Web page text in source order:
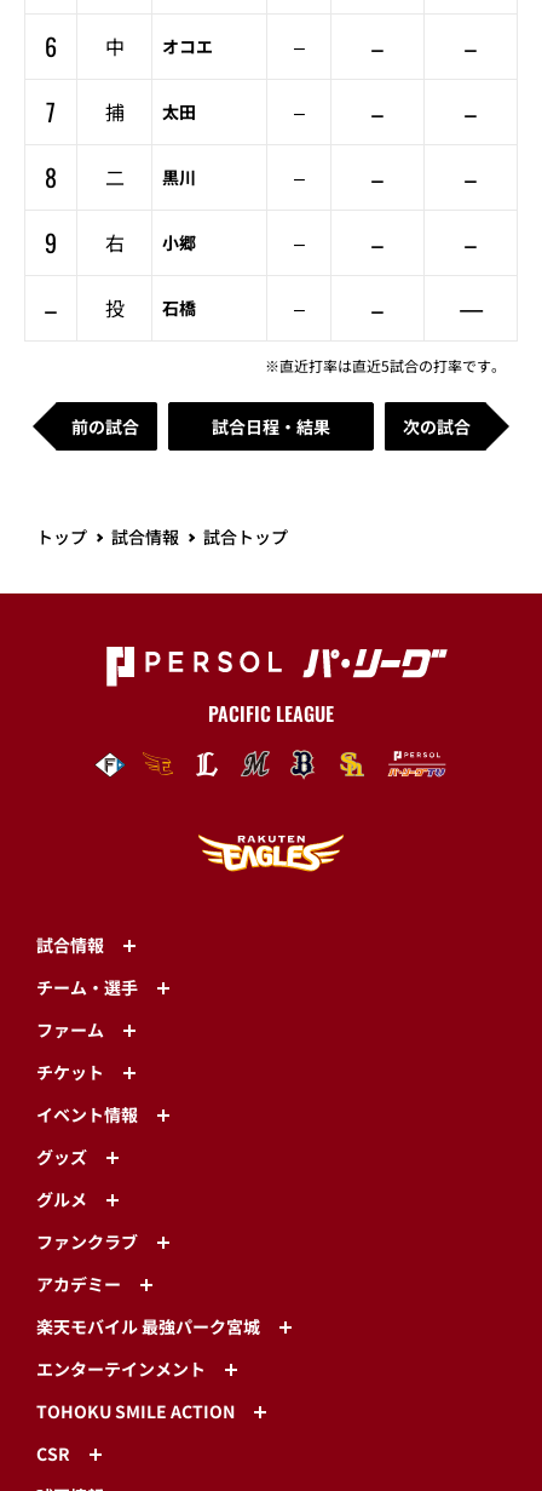
6
中 オコエ – –
–
7
捕 太田 – –
–
8
二 黒川 – –
–
9
右 小郷 – –
–
–
投 石橋 – – —
※直近打率は直近5試合の打率です。
前の試合 試合日程・結果 次の試合
トップ 試合情報 試合トップ
PACIFIC LEAGUE
試合情報
チーム・選手
ファーム
チケット
イベント情報
グッズ
グルメ
ファンクラブ
アカデミー
楽天モバイル 最強パーク宮城
エンターテインメント
TOHOKU SMILE ACTION
CSR